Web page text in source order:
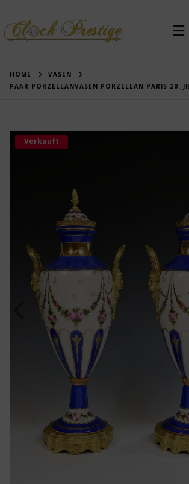
HOME
VASEN
PAAR PORZELLANVASEN PORZELLAN PARIS 20.
Verkauft